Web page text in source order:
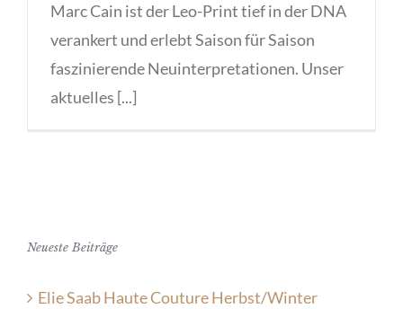
Marc Cain ist der Leo-Print tief in der DNA
verankert und erlebt Saison für Saison
faszinierende Neuinterpretationen. Unser
aktuelles [...]
Neueste Beiträge
Elie Saab Haute Couture Herbst/Winter